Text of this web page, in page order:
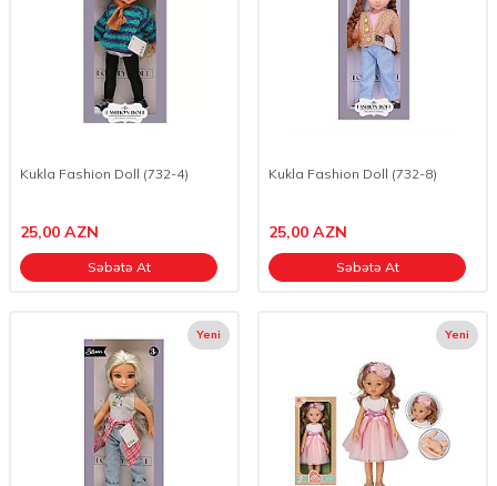
Kukla Fashion Doll (732-4)
25,00 AZN
Səbətə At
Kukla Fashion Doll (732-8)
25,00 AZN
Səbətə At
Yeni Yeni